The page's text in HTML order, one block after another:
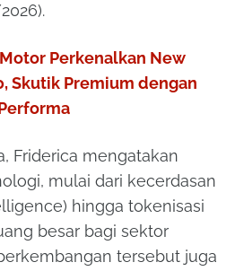
Motor Perkenalkan New
Skutik Premium dengan
Friderica mengatakan
mulai dari kecerdasan
hingga tokenisasi
besar bagi sektor
tersebut juga